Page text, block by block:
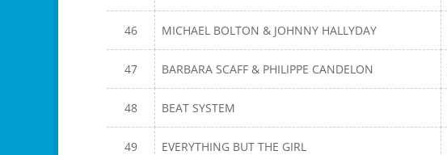
46 MICHAEL BOLTON & JOHNNY HALLYDAY
47 BARBARA SCAFF & PHILIPPE CANDELON
48 BEAT SYSTEM
49 EVERYTHING BUT THE GIRL